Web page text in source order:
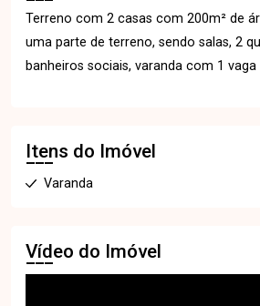
Terreno com 2 casas com 200m² de
uma parte de terreno, sendo salas, 2
banheiros sociais, varanda com 1 vaga
Itens do Imóvel
Varanda
Vídeo do Imóvel